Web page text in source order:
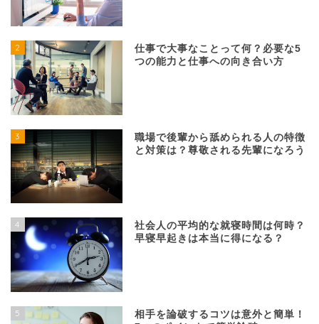
2
仕事で大事なことって何？必要な5
つの能力と仕事への向き合い方
3
職場で後輩から舐められる人の特徴
と対策は？尊敬される先輩になろう
4
社会人の平均的な就寝時間は何時？
早寝早起きは本当に得になる？
5
相手を論破するコツは意外と簡単！